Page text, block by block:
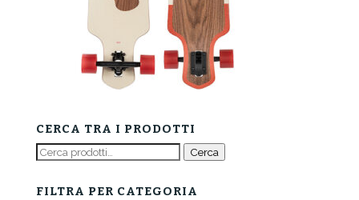
CERCA TRA I PRODOTTI
Cerca: Cerca
FILTRA PER CATEGORIA